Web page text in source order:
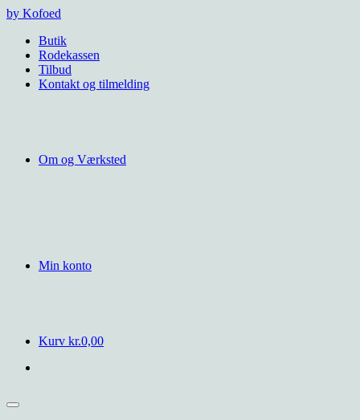
Videre
indhold
by Kofoed
Butik
Rodekassen
Tilbud
Kontakt og tilmelding
Om og Værksted
Min konto
Kurv kr.0,00